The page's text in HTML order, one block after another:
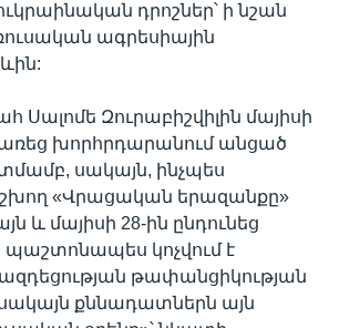
դրոշներ՝ ի նշան
ագրեսիային
Սալոմե Զուրաբիշվիլին մայիսի
խորհրդարանում անցած
սակայն, ինչպես
«Վրացական երազանքը»
և մայիսի 28-ին ընդունեց
պաշտոնապես կոչվում է
թափանցիկության
քննադատներն այն